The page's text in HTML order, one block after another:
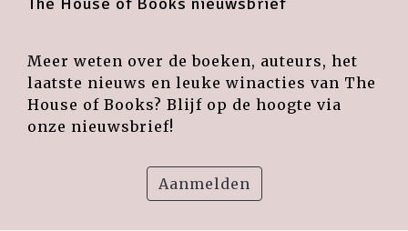
Meer weten over de boeken, auteurs, het
laatste nieuws en leuke winacties van The
House of Books? Blijf op de hoogte via
onze nieuwsbrief!
Aanmelden